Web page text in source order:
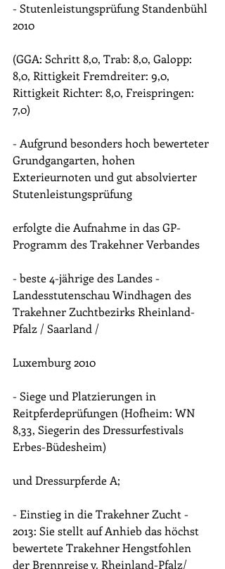
- Stutenleistungsprüfung Standenbühl
2010
(GGA: Schritt 8,0, Trab: 8,0, Galopp:
8,0, Rittigkeit Fremdreiter: 9,0,
Rittigkeit Richter: 8,0, Freispringen:
7,0)
- Aufgrund besonders hoch bewerteter
Grundgangarten, hohen
Exterieurnoten und gut absolvierter
Stutenleistungsprüfung
erfolgte die Aufnahme in das GP-
Programm des Trakehner Verbandes
- beste 4-jährige des Landes -
Landesstutenschau Windhagen des
Trakehner Zuchtbezirks Rheinland-
Pfalz / Saarland /
Luxemburg 2010
- Siege und Platzierungen in
Reitpferdeprüfungen (Hofheim: WN
8,33, Siegerin des Dressurfestivals
Erbes-Büdesheim)
und Dressurpferde A;
- Einstieg in die Trakehner Zucht -
2013: Sie stellt auf Anhieb das höchst
bewertete Trakehner Hengstfohlen
der Brennreise v. Rheinland-Pfalz/